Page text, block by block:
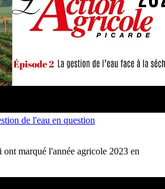
de l'eau en question
marqué l'année agricole 2023 en